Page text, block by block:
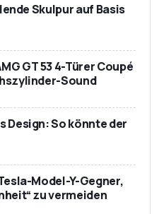
Skulpur auf Basis
GT 53 4-Türer Coupé
Sound
Design: So könnte der
Model-Y-Gegner,
zu vermeiden